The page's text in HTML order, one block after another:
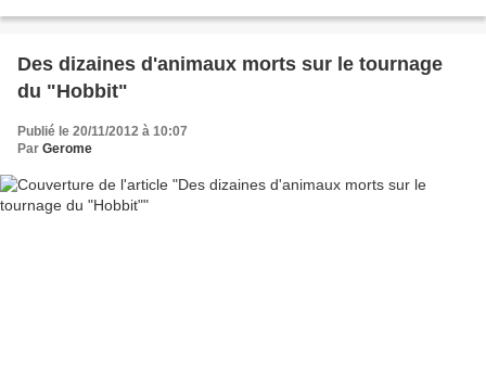
Des dizaines d'animaux morts sur le tournage
du "Hobbit"
Publié le 20/11/2012 à 10:07
Par Gerome